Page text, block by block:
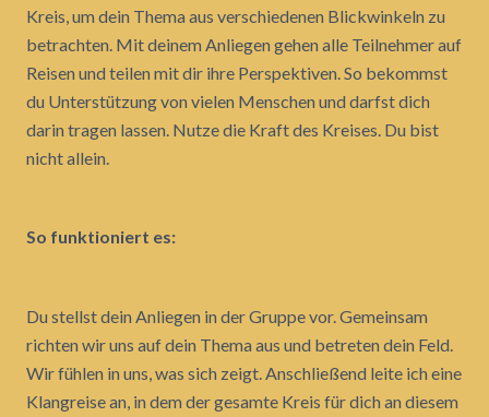
Kreis, um dein Thema aus verschiedenen Blickwinkeln zu
betrachten. Mit deinem Anliegen gehen alle Teilnehmer auf
Reisen und teilen mit dir ihre Perspektiven. So bekommst
du Unterstützung von vielen Menschen und darfst dich
darin tragen lassen. Nutze die Kraft des Kreises. Du bist
nicht allein.
So funktioniert es:
Du stellst dein Anliegen in der Gruppe vor. Gemeinsam
richten wir uns auf dein Thema aus und betreten dein Feld.
Wir fühlen in uns, was sich zeigt. Anschließend leite ich eine
Klangreise an, in dem der gesamte Kreis für dich an diesem